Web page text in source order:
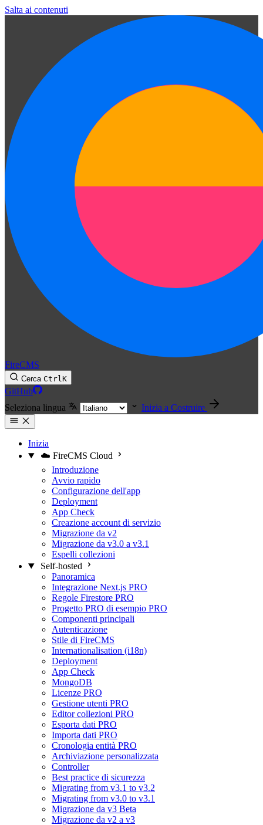
Salta ai contenuti
FireCMS
Cerca CtrlK
GitHub
Seleziona lingua
Inizia a Costruire
Inizia
☁️ FireCMS Cloud
Introduzione
Avvio rapido
Configurazione dell'app
Deployment
App Check
Creazione account di servizio
Migrazione da v2
Migrazione da v3.0 a v3.1
Espelli collezioni
Self-hosted
Panoramica
Integrazione Next.js PRO
Regole Firestore PRO
Progetto PRO di esempio PRO
Componenti principali
Autenticazione
Stile di FireCMS
Internationalisation (i18n)
Deployment
App Check
MongoDB
Licenze PRO
Gestione utenti PRO
Editor collezioni PRO
Esporta dati PRO
Importa dati PRO
Cronologia entità PRO
Archiviazione personalizzata
Controller
Best practice di sicurezza
Migrating from v3.1 to v3.2
Migrating from v3.0 to v3.1
Migrazione da v3 Beta
Migrazione da v2 a v3